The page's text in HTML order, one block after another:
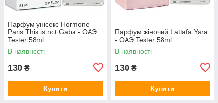
Парфум унісекс Hormone
Paris This is not Gaba - ОАЭ
Tester 58ml
В наявності
130 ₴
Купити
Парфум жіночий Lattafa Yara
- ОАЭ Tester 58ml
В наявності
130 ₴
Купити